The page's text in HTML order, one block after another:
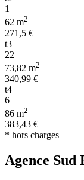
1
62 m2
271,5 €
t3
22
73,82 m2
340,99 €
t4
6
86 m2
383,43 €
* hors charges
Agence Sud